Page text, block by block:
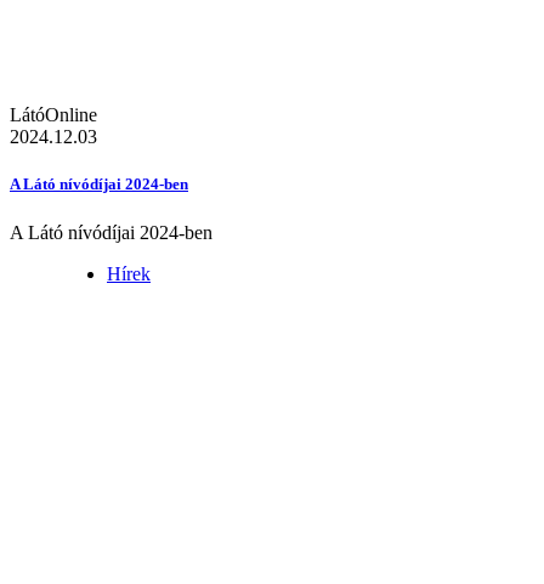
LátóOnline
2024.12.03
A Látó nívódíjai 2024-ben
A Látó nívódíjai 2024-ben
Hírek